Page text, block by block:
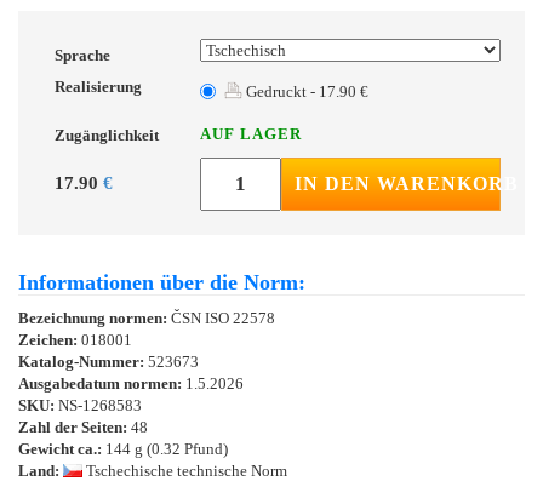
Sprache
Realisierung
Gedruckt - 17.90 €
Zugänglichkeit AUF LAGER
17.90 € IN DEN WARENKORB
Informationen über die Norm:
Bezeichnung normen: ČSN ISO 22578
Zeichen: 018001
Katalog-Nummer: 523673
Ausgabedatum normen: 1.5.2026
SKU: NS-1268583
Zahl der Seiten: 48
Gewicht ca.: 144 g (0.32 Pfund)
Land:
Tschechische technische Norm